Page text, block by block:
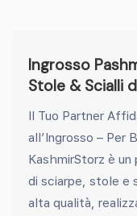
Ingrosso
Stole & Scialli
Il Tuo Partner
all’Ingrosso – Per
KashmirStorz è
di sciarpe, stole e
alta qualità,